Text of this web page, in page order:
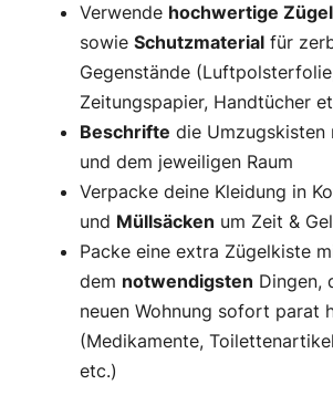
Verwende hochwertige
sowie Schutzmaterial für
Gegenstände
Zeitungspapier, Handtücher
Beschrifte die Umzugskisten
und dem jeweiligen Raum
Verpacke deine Kleidung in
und Müllsäcken um Zeit &
Packe eine extra Zügelkiste
dem notwendigsten Dingen,
neuen Wohnung sofort parat
(Medikamente,
etc.)